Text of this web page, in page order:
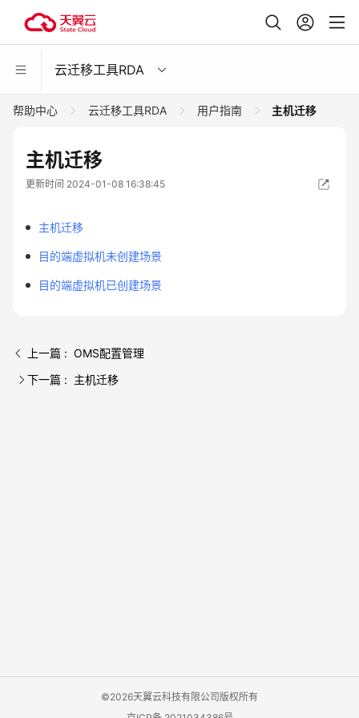
云迁移工具RDA
帮助中心 云迁移工具RDA 用户指南 主机迁移
主机迁移
更新时间 2024-01-08 16:38:45
主机迁移
目的端虚拟机未创建场景
目的端虚拟机已创建场景
上一篇 : OMS配置管理
下一篇 : 主机迁移
©2026天翼云科技有限公司版权所有